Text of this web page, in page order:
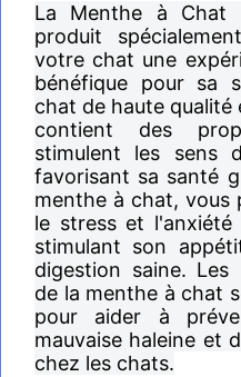
La Menthe à Chat
produit
votre chat une
bénéfique pour sa
chat de haute qualité
contient des
stimulent les sens
favorisant sa santé
menthe à chat, vous
le stress et
stimulant son
digestion saine. Les
de la menthe à chat
pour aider à
mauvaise haleine et
chez les chats.